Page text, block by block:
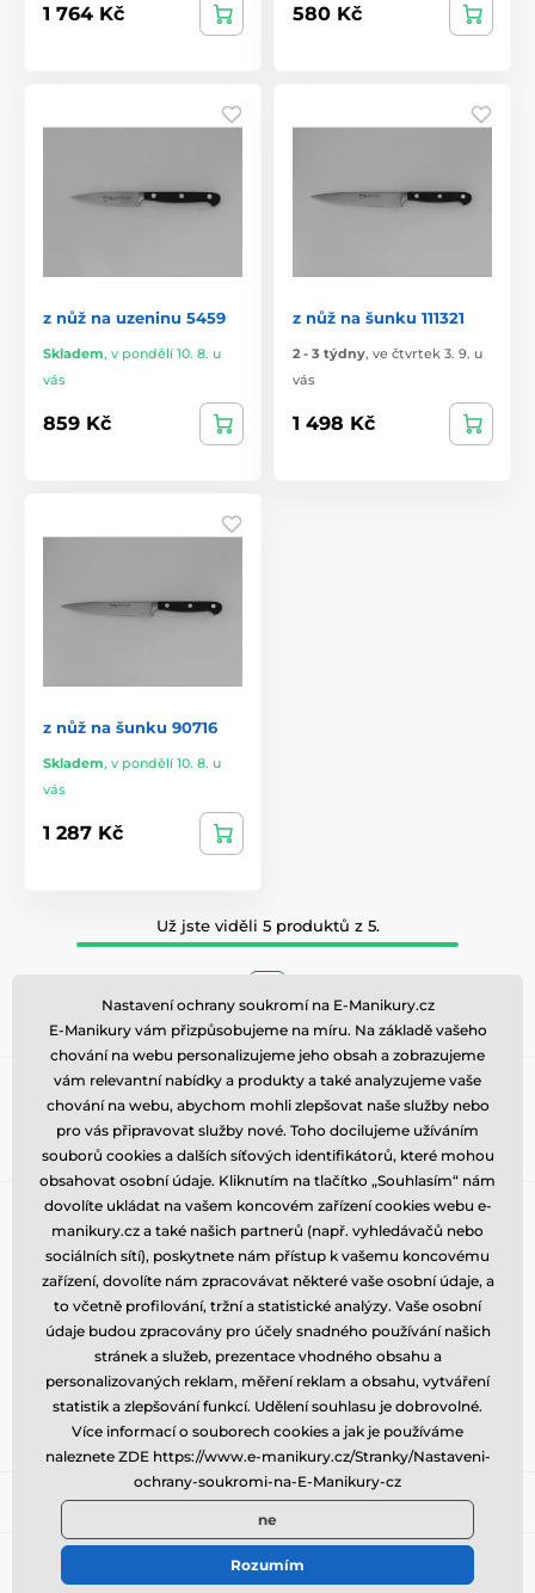
1 764 Kč 580 Kč
z nůž na uzeninu 5459
Skladem, v pondělí 10. 8. u
vás
859 Kč
z nůž na šunku 111321
2 - 3 týdny, ve čtvrtek 3. 9. u
vás
1 498 Kč
z nůž na šunku 90716
Skladem, v pondělí 10. 8. u
vás
1 287 Kč
Už jste viděli 5 produktů z 5.
Přihlaste se do newsletteru
Zde napište váš e-mail Přihlásit
Potřebujete poradit
Zákaznický servis je k dispozici
+420 773 883 553
info@e-manikury.cz
Kde nás najdete
Čeština
Jsme také na: Facebook
© 2026 www.e-manikury.cz ⦁ E-shop vytvořila
Nastavení ochrany soukromí na E-Manikury.cz
E-Manikury vám přizpůsobujeme na míru. Na základě vašeho
chování na webu personalizujeme jeho obsah a zobrazujeme
vám relevantní nabídky a produkty a také analyzujeme vaše
chování na webu, abychom mohli zlepšovat naše služby nebo
pro vás připravovat služby nové. Toho docilujeme užíváním
souborů cookies a dalších síťových identifikátorů, které mohou
obsahovat osobní údaje. Kliknutím na tlačítko „Souhlasím“ nám
dovolíte ukládat na vašem koncovém zařízení cookies webu e-
manikury.cz a také našich partnerů (např. vyhledávačů nebo
sociálních sítí), poskytnete nám přístup k vašemu koncovému
zařízení, dovolíte nám zpracovávat některé vaše osobní údaje, a
to včetně profilování, tržní a statistické analýzy. Vaše osobní
údaje budou zpracovány pro účely snadného používání našich
stránek a služeb, prezentace vhodného obsahu a
personalizovaných reklam, měření reklam a obsahu, vytváření
statistik a zlepšování funkcí. Udělení souhlasu je dobrovolné.
Více informací o souborech cookies a jak je používáme
naleznete ZDE https://www.e-manikury.cz/Stranky/Nastaveni-
ochrany-soukromi-na-E-Manikury-cz
ne
Rozumím